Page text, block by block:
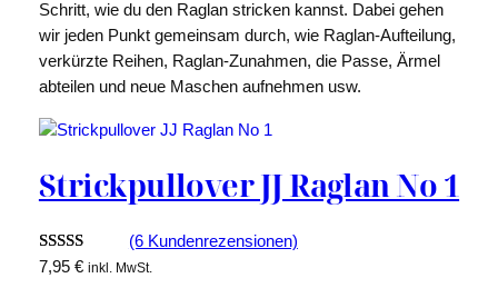
Schritt, wie du den Raglan stricken kannst. Dabei gehen
wir jeden Punkt gemeinsam durch, wie Raglan-Aufteilung,
verkürzte Reihen, Raglan-Zunahmen, die Passe, Ärmel
abteilen und neue Maschen aufnehmen usw.
Strickpullover JJ Raglan No 1
Bewertet
6
(6 Kundenrezensionen)
7,95 € inkl. MwSt.